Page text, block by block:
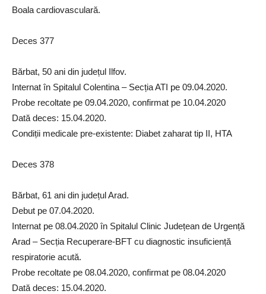
Boala cardiovasculară.
Deces 377
Bărbat, 50 ani din județul Ilfov.
Internat în Spitalul Colentina – Secția ATI pe 09.04.2020.
Probe recoltate pe 09.04.2020, confirmat pe 10.04.2020
Dată deces: 15.04.2020.
Condiții medicale pre-existente: Diabet zaharat tip II, HTA
Deces 378
Bărbat, 61 ani din județul Arad.
Debut pe 07.04.2020.
Internat pe 08.04.2020 în Spitalul Clinic Județean de Urgență
Arad – Secția Recuperare-BFT cu diagnostic insuficiență
respiratorie acută.
Probe recoltate pe 08.04.2020, confirmat pe 08.04.2020
Dată deces: 15.04.2020.